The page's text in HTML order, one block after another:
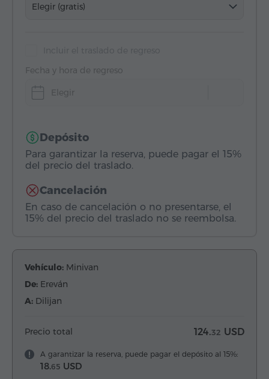
Elegir (gratis)
Fecha y hora de regreso
Elegir
Depósito
Para garantizar la reserva, puede pagar el 15%
del precio del traslado.
Cancelación
En caso de cancelación o no presentarse, el
15% del precio del traslado no se reembolsa.
Vehículo: Minivan
De: Ereván
A: Dilijan
Precio total 124.32 USD
A garantizar la reserva, puede pagar el depósito al 15%:
18.65 USD